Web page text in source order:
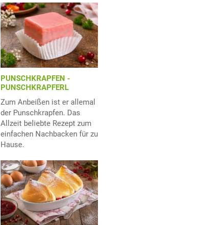
PUNSCHKRAPFEN -
PUNSCHKRAPFERL
Zum Anbeißen ist er allemal
der Punschkrapfen. Das
Allzeit beliebte Rezept zum
einfachen Nachbacken für zu
Hause.